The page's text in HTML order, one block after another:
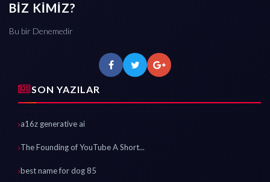
BIZ KIMIZ?
Bu bir Denemedir
SON YAZILAR
a16z generative ai
The Founding of YouTube A Short...
best name for dog 85